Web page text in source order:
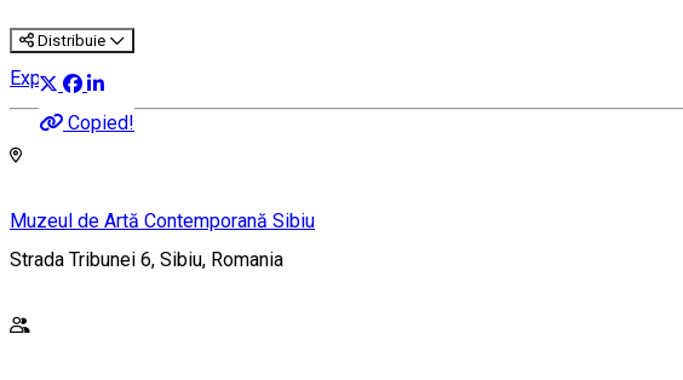
Distribuie
Copied!
Expoziție
Muzeul de Artă Contemporană Sibiu
Strada Tribunei 6, Sibiu, Romania